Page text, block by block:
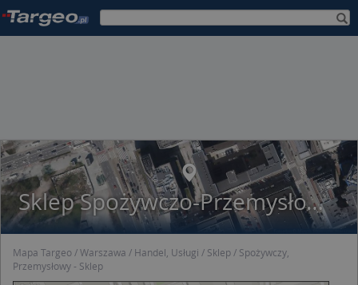
Sklep Spożywczo-Przemysłowy 'Sezam' Nr 353
Mapa Targeo Warszawa Handel, Usługi Sklep
Spożywczy,
Przemysłowy - Sklep